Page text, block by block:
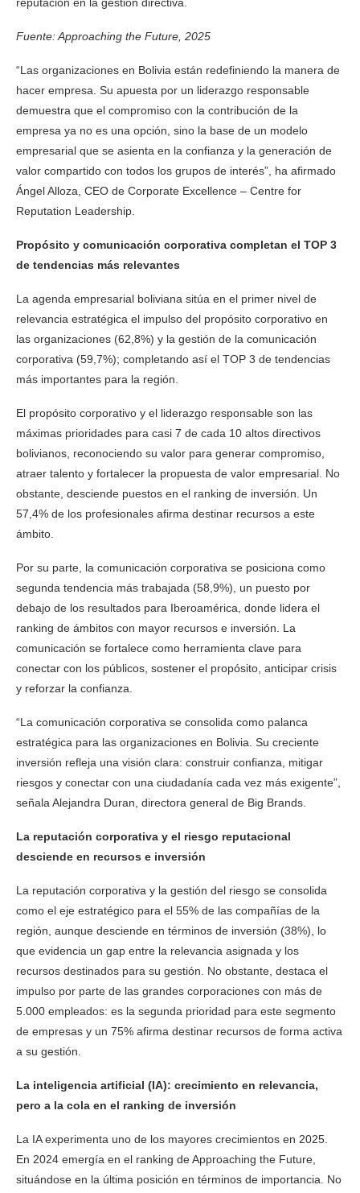
Fuente: Approaching the Future, 2025
“Las organizaciones en Bolivia están redefiniendo la manera de
hacer empresa. Su apuesta por un liderazgo responsable
demuestra que el compromiso con la contribución de la
empresa ya no es una opción, sino la base de un modelo
empresarial que se asienta en la confianza y la generación de
valor compartido con todos los grupos de interés”, ha afirmado
Ángel Alloza, CEO de Corporate Excellence – Centre for
Reputation Leadership.
Propósito y comunicación corporativa completan el TOP 3
de tendencias más relevantes
La agenda empresarial boliviana sitúa en el primer nivel de
relevancia estratégica el impulso del propósito corporativo en
las organizaciones (62,8%) y la gestión de la comunicación
corporativa (59,7%); completando así el TOP 3 de tendencias
más importantes para la región.
El propósito corporativo y el liderazgo responsable son las
máximas prioridades para casi 7 de cada 10 altos directivos
bolivianos, reconociendo su valor para generar compromiso,
atraer talento y fortalecer la propuesta de valor empresarial. No
obstante, desciende puestos en el ranking de inversión. Un
57,4% de los profesionales afirma destinar recursos a este
ámbito.
Por su parte, la comunicación corporativa se posiciona como
segunda tendencia más trabajada (58,9%), un puesto por
debajo de los resultados para Iberoamérica, donde lidera el
ranking de ámbitos con mayor recursos e inversión. La
comunicación se fortalece como herramienta clave para
conectar con los públicos, sostener el propósito, anticipar crisis
y reforzar la confianza.
“La comunicación corporativa se consolida como palanca
estratégica para las organizaciones en Bolivia. Su creciente
inversión refleja una visión clara: construir confianza, mitigar
riesgos y conectar con una ciudadanía cada vez más exigente”,
señala Alejandra Duran, directora general de Big Brands.
La reputación corporativa y el riesgo reputacional
desciende en recursos e inversión
La reputación corporativa y la gestión del riesgo se consolida
como el eje estratégico para el 55% de las compañías de la
región, aunque desciende en términos de inversión (38%), lo
que evidencia un gap entre la relevancia asignada y los
recursos destinados para su gestión. No obstante, destaca el
impulso por parte de las grandes corporaciones con más de
5.000 empleados: es la segunda prioridad para este segmento
de empresas y un 75% afirma destinar recursos de forma activa
a su gestión.
La inteligencia artificial (IA): crecimiento en relevancia,
pero a la cola en el ranking de inversión
La IA experimenta uno de los mayores crecimientos en 2025.
En 2024 emergía en el ranking de Approaching the Future,
situándose en la última posición en términos de importancia. No